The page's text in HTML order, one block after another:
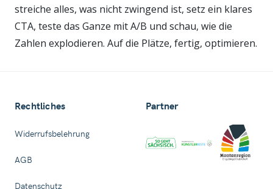
streiche alles, was nicht zwingend ist, setz ein klares
CTA, teste das Ganze mit A/B und schau, wie die
Zahlen explodieren. Auf die Plätze, fertig, optimieren.
Rechtliches
Widerrufsbelehrung
AGB
Datenschutz
Partner